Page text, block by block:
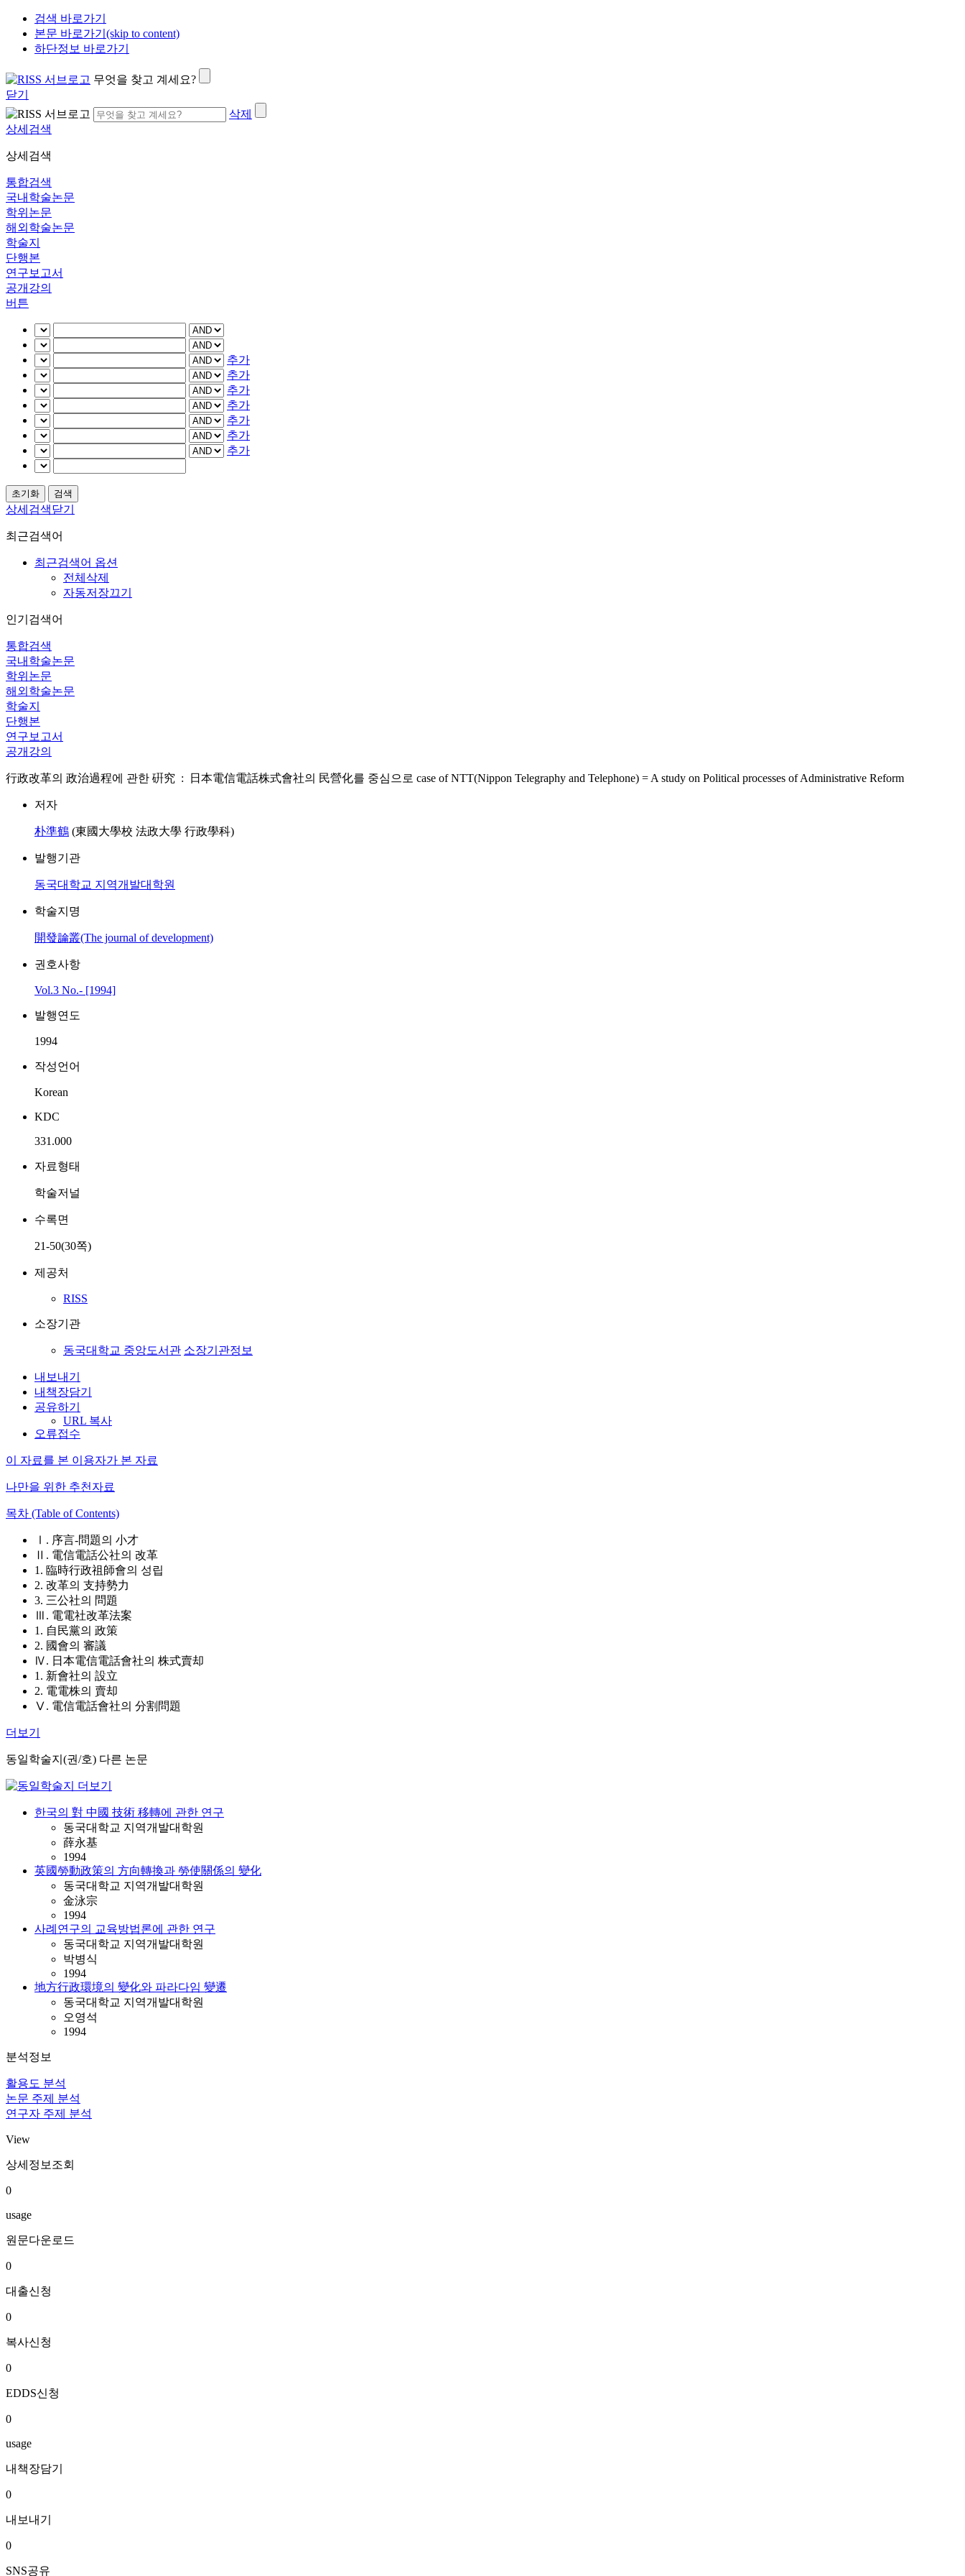
검색 바로가기
본문 바로가기(skip to content)
하단정보 바로가기
무엇을 찾고 계세요?
닫기
삭제
상세검색
상세검색
통합검색
국내학술논문
학위논문
해외학술논문
학술지
단행본
연구보고서
공개강의
버튼
추가
추가
추가
추가
추가
추가
추가
상세검색닫기
최근검색어
최근검색어 옵션
전체삭제
자동저장끄기
인기검색어
통합검색
국내학술논문
학위논문
해외학술논문
학술지
단행본
연구보고서
공개강의
行政改革의 政治過程에 관한 硏究 : 日本電信電話株式會社의 民營化를 중심으로 case of NTT(Nippon Telegraphy and Telephone) = A study on Political processes of Administrative Reform
저자
朴準鶴 (東國大學校 法政大學 行政學科)
발행기관
동국대학교 지역개발대학원
학술지명
開發論叢(The journal of development)
권호사항
Vol.3 No.- [1994]
발행연도
1994
작성언어
Korean
KDC
331.000
자료형태
학술저널
수록면
21-50(30쪽)
제공처
RISS
소장기관
동국대학교 중앙도서관 소장기관정보
내보내기
내책장담기
공유하기
URL 복사
오류접수
이 자료를 본 이용자가 본 자료
나만을 위한 추천자료
목차 (Table of Contents)
Ⅰ. 序言-問題의 小才
Ⅱ. 電信電話公社의 改革
1. 臨時行政祖師會의 성립
2. 改革의 支持勢力
3. 三公社의 問題
Ⅲ. 電電社改革法案
1. 自民黨의 政策
2. 國會의 審議
Ⅳ. 日本電信電話會社의 株式賣却
1. 新會社의 設立
2. 電電株의 賣却
Ⅴ. 電信電話會社의 分割問題
더보기
동일학술지(권/호) 다른 논문
한국의 對 中國 技術 移轉에 관한 연구
동국대학교 지역개발대학원
薛永基
1994
英國勞動政策의 方向轉換과 勞使關係의 變化
동국대학교 지역개발대학원
金泳宗
1994
사례연구의 교육방법론에 관한 연구
동국대학교 지역개발대학원
박병식
1994
地方行政環境의 變化와 파라다임 變遷
동국대학교 지역개발대학원
오영석
1994
분석정보
활용도 분석
논문 주제 분석
연구자 주제 분석
View
상세정보조회
0
usage
원문다운로드
0
대출신청
0
복사신청
0
EDDS신청
0
usage
내책장담기
0
내보내기
0
SNS공유